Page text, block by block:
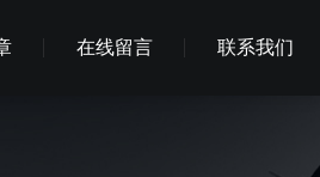
在线留言 联系我们